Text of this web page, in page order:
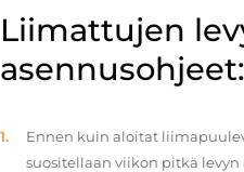
Liimattujen
asennusohjeet:
Ennen kuin aloitat
suositellaan viikon pitkä